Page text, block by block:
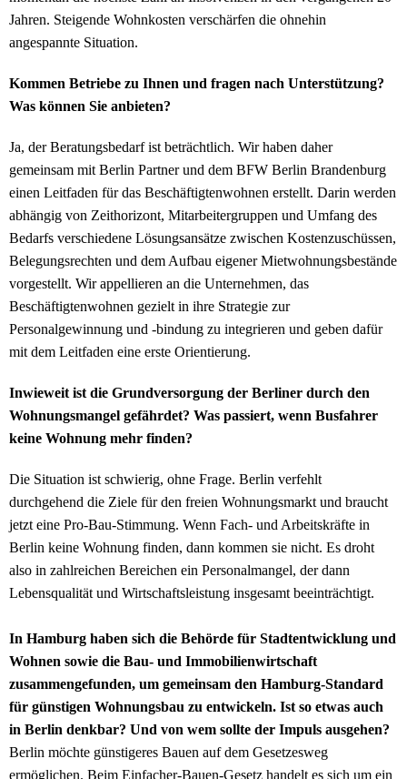
Jahren. Steigende Wohnkosten verschärfen die ohnehin
angespannte Situation.
Kommen Betriebe zu Ihnen und fragen nach Unterstützung?
Was können Sie anbieten?
Ja, der Beratungsbedarf ist beträchtlich. Wir haben daher
gemeinsam mit Berlin Partner und dem BFW Berlin Brandenburg
einen Leitfaden für das Beschäftigtenwohnen erstellt. Darin werden
abhängig von Zeithorizont, Mitarbeitergruppen und Umfang des
Bedarfs verschiedene Lösungsansätze zwischen Kostenzuschüssen,
Belegungsrechten und dem Aufbau eigener Mietwohnungsbestände
vorgestellt. Wir appellieren an die Unternehmen, das
Beschäftigtenwohnen gezielt in ihre Strategie zur
Personalgewinnung und -bindung zu integrieren und geben dafür
mit dem Leitfaden eine erste Orientierung.
Inwieweit ist die Grundversorgung der Berliner durch den
Wohnungsmangel gefährdet? Was passiert, wenn Busfahrer
keine Wohnung mehr finden?
Die Situation ist schwierig, ohne Frage. Berlin verfehlt
durchgehend die Ziele für den freien Wohnungsmarkt und braucht
jetzt eine Pro-Bau-Stimmung. Wenn Fach- und Arbeitskräfte in
Berlin keine Wohnung finden, dann kommen sie nicht. Es droht
also in zahlreichen Bereichen ein Personalmangel, der dann
Lebensqualität und Wirtschaftsleistung insgesamt beeinträchtigt.
In Hamburg haben sich die Behörde für Stadtentwicklung und
Wohnen sowie die Bau- und Immobilienwirtschaft
zusammengefunden, um gemeinsam den Hamburg-Standard
für günstigen Wohnungsbau zu entwickeln. Ist so etwas auch
in Berlin denkbar? Und von wem sollte der Impuls ausgehen?
Berlin möchte günstigeres Bauen auf dem Gesetzesweg
ermöglichen. Beim Einfacher-Bauen-Gesetz handelt es sich um ein